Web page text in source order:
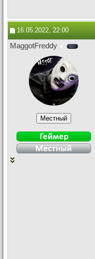
16.05.2022, 22:00
MaggotFreddy